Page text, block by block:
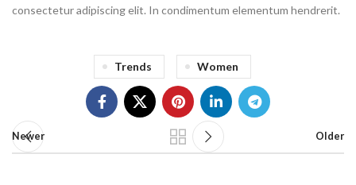
consectetur adipiscing elit. In condimentum elementum hendrerit.
Trends Women
Newer Older